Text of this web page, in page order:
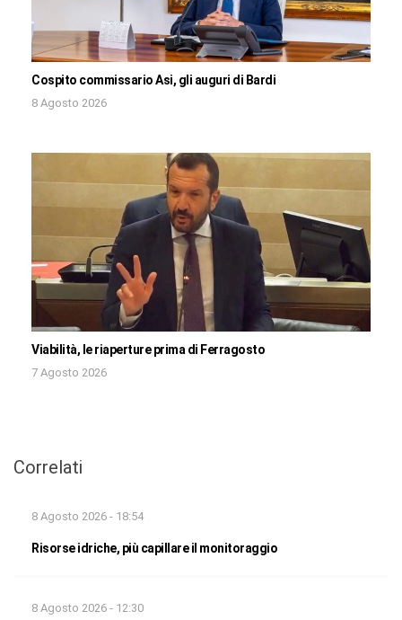
Cospito commissario Asi, gli auguri di Bardi
8 Agosto 2026
Viabilità, le riaperture prima di Ferragosto
7 Agosto 2026
Correlati
8 Agosto 2026 - 18:54
Risorse idriche, più capillare il monitoraggio
8 Agosto 2026 - 12:30